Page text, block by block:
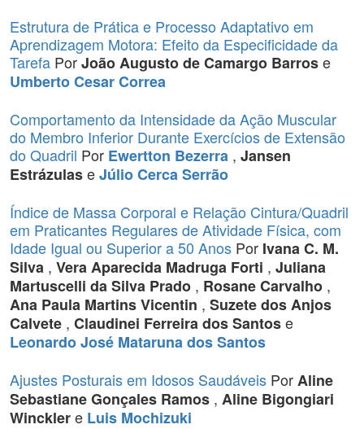
Estrutura de Prática e Processo Adaptativo em
Aprendizagem Motora: Efeito da Especificidade da
Tarefa PorJoão Augusto de Camargo Barrose
Umberto Cesar Correa
Comportamento da Intensidade da Ação Muscular
do Membro Inferior Durante Exercícios de Extensão
do Quadril Por Ewertton Bezerra , Jansen
EstrázulaseJúlio Cerca Serrão
Índice de Massa Corporal e Relação Cintura/Quadril
em Praticantes Regulares de Atividade Física, com
Idade Igual ou Superior a 50 Anos Por Ivana C. M.
Silva , Vera Aparecida Madruga Forti , Juliana
Martuscelli da Silva Prado , Rosane Carvalho ,
Ana Paula Martins Vicentin , Suzete dos Anjos
Calvete , Claudinei Ferreira dos Santose
Leonardo José Mataruna dos Santos
Ajustes Posturais em Idosos Saudáveis PorAline
Sebastiane Gonçales Ramos , Aline Bigongiari
Wincklere Luis Mochizuki